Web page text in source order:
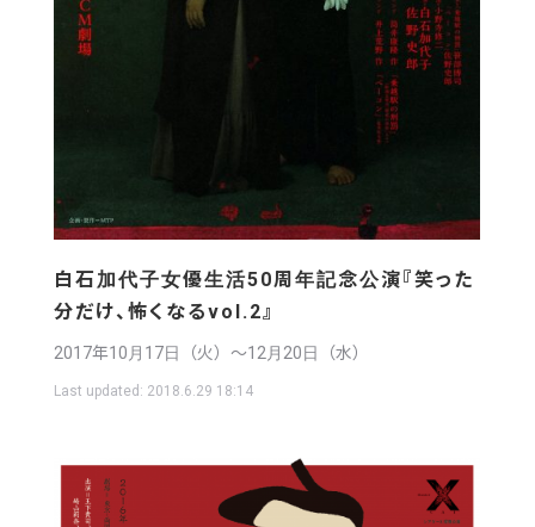
白石加代子女優生活50周年記念公演『笑った
分だけ、怖くなるvol.2』
2017年10月17日（火）〜12月20日（水）
Last updated: 2018.6.29 18:14